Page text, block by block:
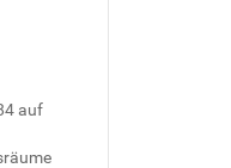
auf